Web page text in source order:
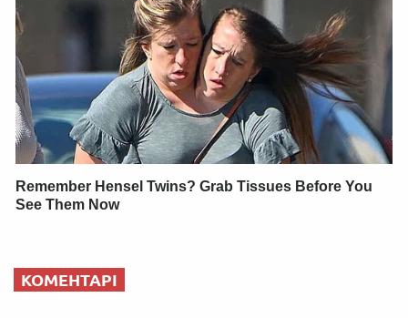
Remember Hensel Twins? Grab Tissues Before You
See Them Now
КОМЕНТАРІ